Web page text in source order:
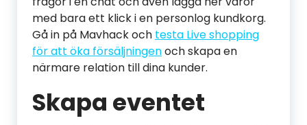
med bara ett klick i en personlog kundkorg.
Gå in på Mavhack och testa Live shopping
för att öka försäljningenoch skapa en
närmare relation till dina kunder.
Skapa eventet